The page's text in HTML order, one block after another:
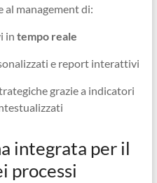
al management di:
in tempo reale
e report interattivi
grazie a indicatori
integrata per il
processi